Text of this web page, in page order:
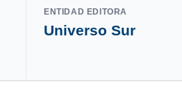
ENTIDAD EDITORA
Universo Sur